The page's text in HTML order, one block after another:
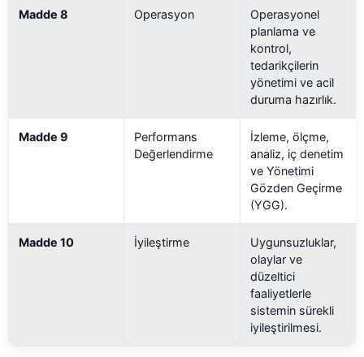
Madde 8 Operasyon
Operasyonel
planlama ve
kontrol,
tedarikçilerin
yönetimi ve acil
duruma hazırlık.
Madde 9
Performans
Değerlendirme
İzleme, ölçme,
analiz, iç denetim
ve Yönetimi
Gözden Geçirme
(YGG).
Madde 10 İyileştirme
Uygunsuzluklar,
olaylar ve
düzeltici
faaliyetlerle
sistemin sürekli
iyileştirilmesi.